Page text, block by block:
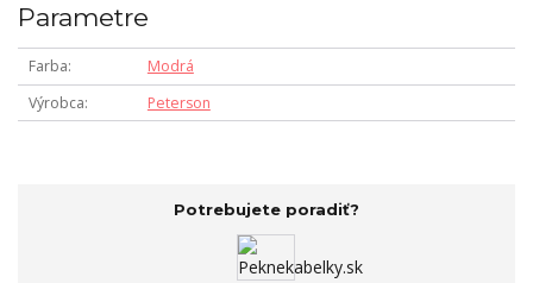
Parametre
Farba
Modrá
Výrobca
Peterson
Potrebujete poradiť?